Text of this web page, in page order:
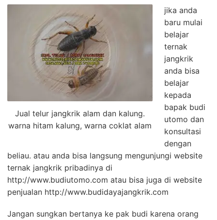
Jual telur jangkrik alam dan kalung.
warna hitam kalung, warna coklat alam
jika anda
baru mulai
belajar
ternak
jangkrik
anda bisa
belajar
kepada
bapak budi
utomo dan
konsultasi
dengan
beliau. atau anda bisa langsung mengunjungi website
ternak jangkrik pribadinya di
http://www.budiutomo.com atau bisa juga di website
penjualan http://www.budidayajangkrik.com
Jangan sungkan bertanya ke pak budi karena orang